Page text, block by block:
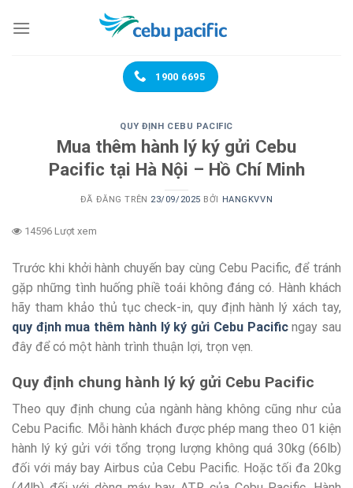
đến
1900 6695
QUY ĐỊNH CEBU PACIFIC
Mua thêm hành lý ký gửi Cebu
Pacific tại Hà Nội – Hồ Chí Minh
ĐÃ ĐĂNG TRÊN 23/09/2025 BỞI HANGKVVN
14596 Lượt xem
Trước khi khởi hành chuyến bay cùng Cebu Pacific, để tránh
gặp những tình huống phiề toái không đáng có. Hành khách
hãy tham khảo thủ tục check-in, quy định hành lý xách tay,
quy định mua thêm hành lý ký gửi Cebu Pacificngay sau
đây để có một hành trình thuận lợi, trọn vẹn.
Quy định chung hành lý ký gửi Cebu Pacific
Theo quy định chung của ngành hàng không cũng như của
Cebu Pacific. Mỗi hành khách được phép mang theo 01 kiện
hành lý ký gửi với tổng trọng lượng không quá 30kg (66lb)
đối với máy bay Airbus của Cebu Pacific. Hoặc tối đa 20kg